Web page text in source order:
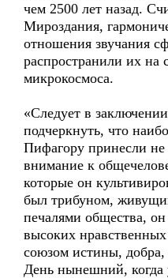
чем 2500 лет назад.
Мироздания,
отношения звучания
распространили их на
микрокосмоса.
«Следует в
подчеркнуть, что
Пифагору принесли не
внимание к
которые он
был трибуном,
печалями общества,
высоких
союзом истины,
День нынешний, когда